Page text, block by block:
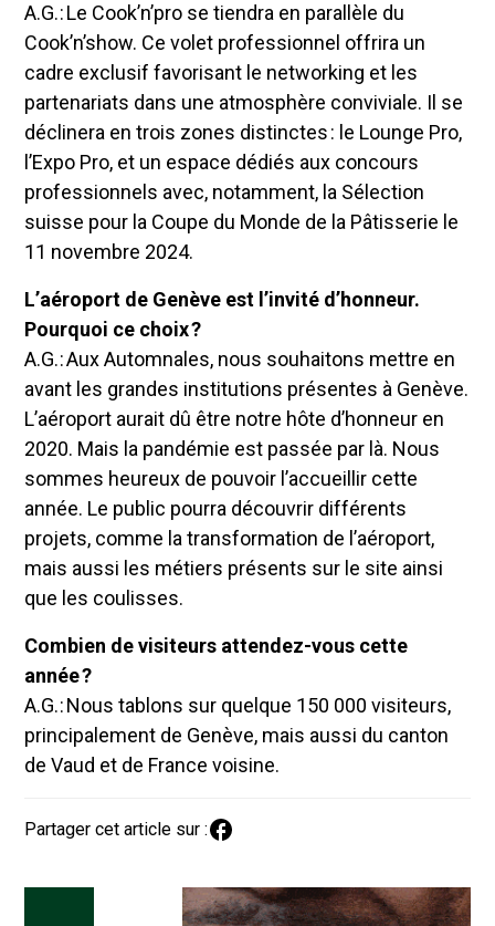
A.G. : Le Cook’n’pro se tiendra en parallèle du
Cook’n’show. Ce volet professionnel offrira un
cadre exclusif favorisant le networking et les
partenariats dans une atmosphère conviviale. Il se
déclinera en trois zones distinctes : le Lounge Pro,
l’Expo Pro, et un espace dédiés aux concours
professionnels avec, notamment, la Sélection
suisse pour la Coupe du Monde de la Pâtisserie le
11 novembre 2024.
L’aéroport de Genève est l’invité d’honneur.
Pourquoi ce choix ?
A.G. : Aux Automnales, nous souhaitons mettre en
avant les grandes institutions présentes à Genève.
L’aéroport aurait dû être notre hôte d’honneur en
2020. Mais la pandémie est passée par là. Nous
sommes heureux de pouvoir l’accueillir cette
année. Le public pourra découvrir différents
projets, comme la transformation de l’aéroport,
mais aussi les métiers présents sur le site ainsi
que les coulisses.
Combien de visiteurs attendez-vous cette
année ?
A.G. : Nous tablons sur quelque 150 000 visiteurs,
principalement de Genève, mais aussi du canton
de Vaud et de France voisine.
Partager cet article sur :